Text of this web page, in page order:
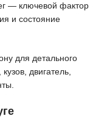
— ключевой фактор
и состояние
для детального
двигатель,